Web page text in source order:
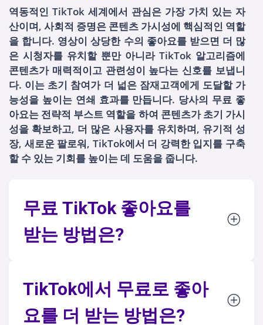
역동적인 TikTok 세계에서 관심은 가장 가치 있는 자
산이며, 사회적 증명은 콘텐츠 가시성에 핵심적인 역할
을 합니다. 영상이 상당한 수의 좋아요를 받으면 더 많
은 시청자를 유치할 뿐만 아니라 TikTok 알고리즘에
콘텐츠가 매력적이고 관련성이 높다는 신호를 보냅니
다. 이는 초기 참여가 더 넓은 잠재고객에게 도달할 가
능성을 높이는 연쇄 효과를 만듭니다. 당사의 무료 좋
아요는 전략적 부스트 역할을 하여 콘텐츠가 초기 가시
성을 확보하고, 더 많은 사용자를 유치하며, 유기적 성
장, 새로운 팔로워, TikTok에서 더 강력한 입지를 구축
할 수 있는 기회를 높이는 데 도움을 줍니다.
무료 TikTok 좋아요를
받는 방법은?
TikTok에서 무료로 좋아
요를 더 받는 방법은?